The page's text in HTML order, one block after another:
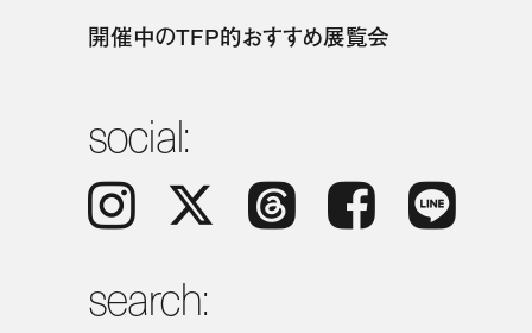
開催中のTFP的おすすめ展覧会
social:
Instagram 𝕏 Threads Facebook LINE
search: